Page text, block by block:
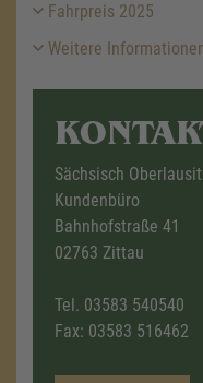
Fahrpreis 2025
Weitere
Sächsisch
Kundenbüro
Bahnhofstraße 41
02763 Zittau
Tel. 03583 540540
Fax: 03583 516462